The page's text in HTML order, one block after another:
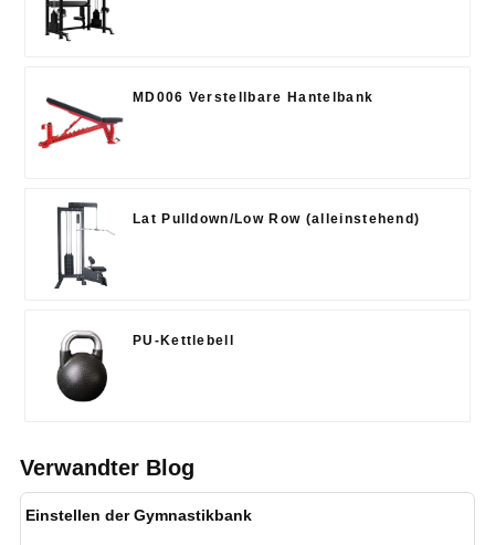
MD006 Verstellbare Hantelbank
Lat Pulldown/Low Row (alleinstehend)
PU-Kettlebell
Verwandter Blog
Einstellen der Gymnastikbank